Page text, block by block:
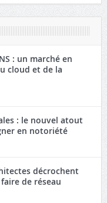
: un marché en
cloud et de la
: le nouvel atout
en notoriété
décrochent
de réseau